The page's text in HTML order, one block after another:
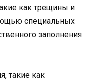
как трещины и
специальных
заполнения
такие как